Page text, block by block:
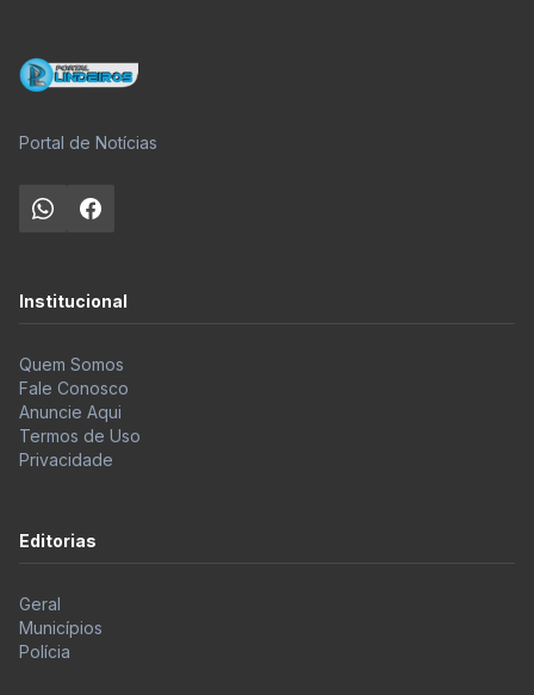
Portal de Notícias
Institucional
Quem Somos
Fale Conosco
Anuncie Aqui
Termos de Uso
Privacidade
Editorias
Geral
Municípios
Polícia